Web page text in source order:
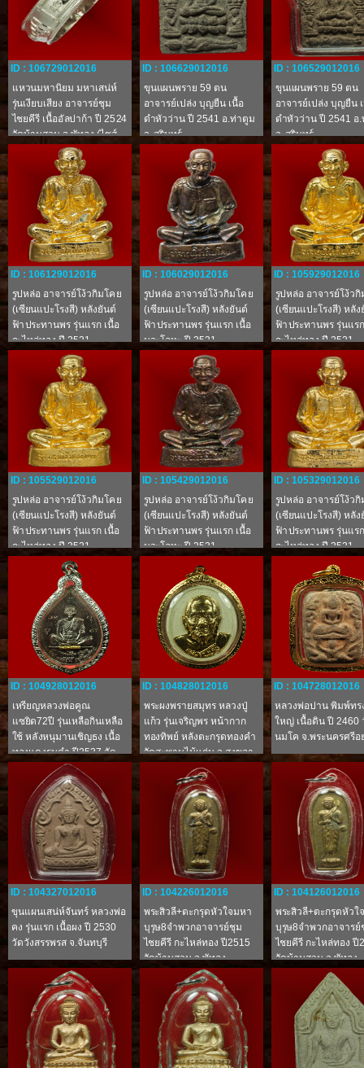
ID : 106729012016
แหวนมหานิยม มหาเสน่ห์
รุ่นเงียบเสียง อาจารย์ชุม
ไชยคีรี เนื้ออัลปาก้า ปี 2524
วัดบ้านสวน จ.พัทลุง (ไซส์
ID : 106629012016
ขุนแผนพราย 59 ตน
อาจารย์เปล่ง บุญยืน เนื้อ
ดำหัวว่าน ปี 2541 อ.ท่าตูม
จ. สุรินทร์
ID : 106529012016
ขุนแผนพราย 59 ตน
อาจารย์เปล่ง บุญยืน
ดำหัวว่าน ปี 2541 อ
จ. สุรินทร์
ID : 106129012016
รูปหล่อ อาจารย์โง้วกิมโคย
(เซียนแปะโรงสี) หลังยันต์
ฟ้าประทานพร รุ่นแรก เนื้อ
กะไหล่ทอง ปี 2521
ID : 106029012016
รูปหล่อ อาจารย์โง้วกิมโคย
(เซียนแปะโรงสี) หลังยันต์
ฟ้าประทานพร รุ่นแรก เนื้อ
นวะโลหะ ปี 2521
ID : 105929012016
รูปหล่อ อาจารย์โง้ว
(เซียนแปะโรงสี) หลั
ฟ้าประทานพร รุ่นแร
กะไหล่ทอง ปี 2521
ID : 105529012016
รูปหล่อ อาจารย์โง้วกิมโคย
(เซียนแปะโรงสี) หลังยันต์
ฟ้าประทานพร รุ่นแรก เนื้อ
กะไหล่ทอง ปี 2521
ID : 105429012016
รูปหล่อ อาจารย์โง้วกิมโคย
(เซียนแปะโรงสี) หลังยันต์
ฟ้าประทานพร รุ่นแรก เนื้อ
นวะโลหะ ปี 2521
ID : 105329012016
รูปหล่อ อาจารย์โง้ว
(เซียนแปะโรงสี) หลั
ฟ้าประทานพร รุ่นแร
กะไหล่ทอง ปี 2521
ID : 104928012016
เหรียญหลวงพ่อคูณ
แซยิด72ปี รุ่นเหลือกินเหลือ
ใช้ หลังหนุมานเชิญธง เนื้อ
ทองแดงรมดำ ปี2537 วัด
บ้านไร่ จ.นครราชสีมา
ID : 104828012016
พระผงพรายสมุทร หลวงปู่
แก้ว รุ่นเจริญพร หน้ากาก
ทองทิพย์ หลังตะกรุดทองคำ
วัดสะพานไม้แก่น จ.สงขลา
ID : 104728012016
หลวงพ่อปาน พิมพ์ท
ใหญ่ เนื้อดิน ปี 2460
นมโค จ.พระนครศรีอ
ID : 104327012016
ขุนแผนเสน่ห์จันทร์ หลวงพ่อ
คง รุ่นแรก เนื้อผง ปี 2530
วัดวังสรรพรส จ.จันทบุรี
ID : 104226012016
พระสิวลี+ตะกรุดหัวใจมหา
บุรุษ8จำพวกอาจารย์ชุม
ไชยคีรี กะไหล่ทอง ปี2515
วัดบ้านสวน จ.พัทลุง
ID : 104126012016
พระสิวลี+ตะกรุดหัวใ
บุรุษ8จำพวกอาจาร
ไชยคีรี กะไหล่ทอง ปี
วัดบ้านสวน จ.พัทลุง